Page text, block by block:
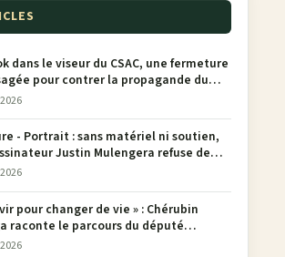
dans le viseur du CSAC, une fermeture
pour contrer la propagande du
- Portrait : sans matériel ni soutien,
Justin Mulengera refuse de
crayon
pour changer de vie » : Chérubin
raconte le parcours du député
Jethro Muyombi Tshimbu en 137